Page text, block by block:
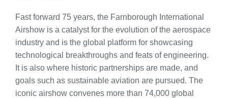
Fast forward 75 years, the Farnborough International
Airshow is a catalyst for the evolution of the aerospace
industry and is the global platform for showcasing
technological breakthroughs and feats of engineering.
It is also where historic partnerships are made, and
goals such as sustainable aviation are pursued. The
iconic airshow convenes more than 74,000 global